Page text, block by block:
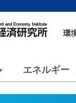
環
エネルギー